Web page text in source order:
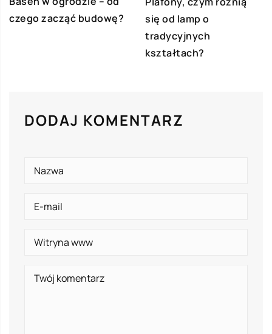
czego zacząć budowę?
się od lamp o
tradycyjnych
kształtach?
DODAJ KOMENTARZ